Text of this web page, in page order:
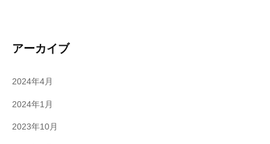
アーカイブ
2024年4月
2024年1月
2023年10月